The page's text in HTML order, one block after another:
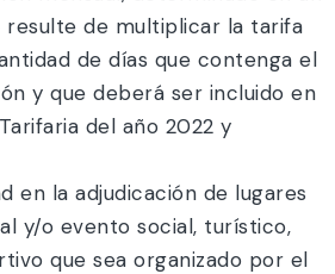
resulte de multiplicar la tarifa
de días que contenga el
y que deberá ser incluido en
del año 2022 y
en la adjudicación de lugares
y/o evento social, turístico,
que sea organizado por el